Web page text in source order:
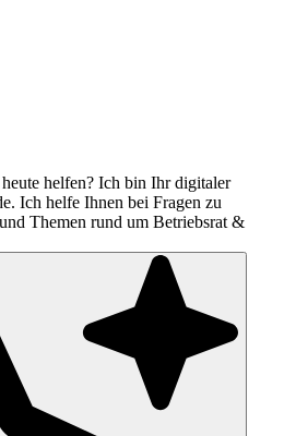
helfen? Ich bin Ihr digitaler
Ich helfe Ihnen bei Fragen zu
Themen rund um Betriebsrat &